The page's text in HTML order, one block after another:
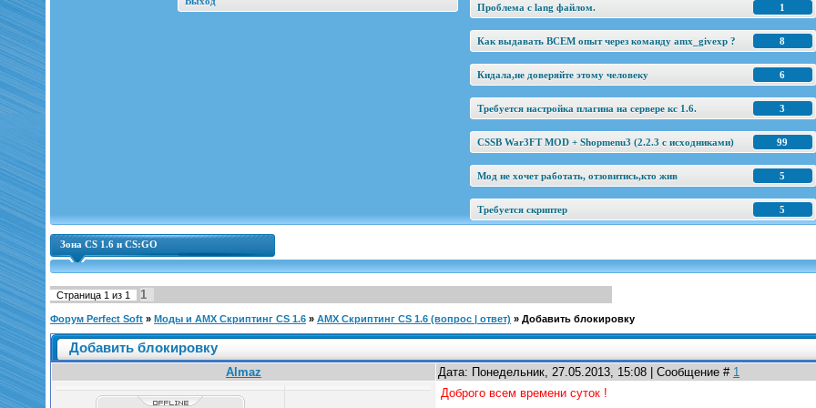
1
Проблема с lang файлом.
8
Как выдавать ВСЕМ опыт через команду amx_givexp ?
6
Кидала,не доверяйте этому человеку
3
Требуется настройка плагина на сервере кс 1.6.
99
CSSB War3FT MOD + Shopmenu3 (2.2.3 c исходниками)
5
Мод не хочет работать, отзовитись,кто жив
5
Требуется скриптер
Зона CS 1.6 и CS:GO
Страница 1 из 1 1
Форум Perfect Soft » Моды и AMX Скриптинг CS 1.6 » AMX Скриптинг CS 1.6 (вопрос | ответ) » Добавить блокировку
Добавить блокировку
Almaz Дата: Понедельник, 27.05.2013, 15:08 | Сообщение # 1
Доброго всем времени суток !